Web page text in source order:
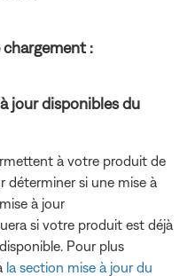
:
jour disponibles du
à votre produit de
déterminer si une mise à
à jour
si votre produit est déjà
Pour plus
la section mise à jour du